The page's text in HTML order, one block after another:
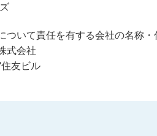
ついて責任を有する会社の名称
式会社
友ビル